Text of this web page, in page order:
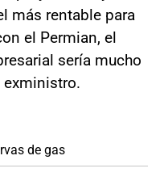
más rentable para
el Permian, el
sería mucho
exministro.
de gas